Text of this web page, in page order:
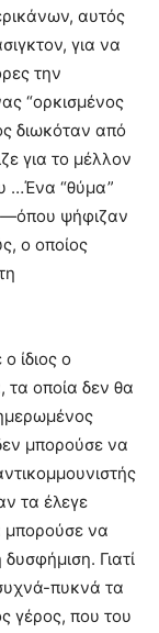
αυτός
για να
την
“ορκισμένος
διωκόταν από
για το μέλλον
…Ένα “θύμα”
—όπου ψήφιζαν
ο οποίος
ίδιος ο
οποία δεν θα
μπορούσε να
τα έλεγε
μπορούσε να
Γιατί
συχνά-πυκνά τα
γέρος, που του